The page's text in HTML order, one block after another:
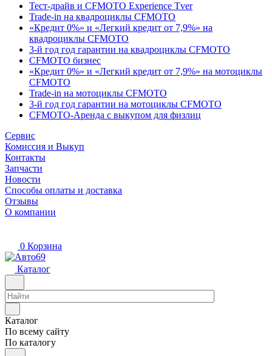
Тест-драйв и CFMOTO Experience Tver
Trade-in на квадроциклы CFMOTO
«Кредит 0%» и «Легкий кредит от 7,9%» на
квадроциклы CFMOTO
3-й год год гарантии на квадроциклы CFMOTO
CFMOTO бизнес
«Кредит 0%» и «Легкий кредит от 7,9%» на мотоциклы
CFMOTO
Trade-in на мотоциклы CFMOTO
3-й год год гарантии на мотоциклы CFMOTO
CFMOTO-Аренда с выкупом для физлиц
Сервис
Комиссия и Выкуп
Контакты
Запчасти
Новости
Способы оплаты и доставка
Отзывы
О компании
0 Корзина
Каталог
Каталог
По всему сайту
По каталогу